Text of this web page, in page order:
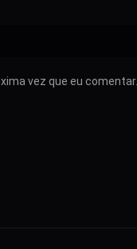
vez que eu comentar.